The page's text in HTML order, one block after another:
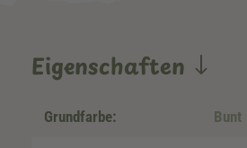
Eigenschaften
Grundfarbe: Bunt